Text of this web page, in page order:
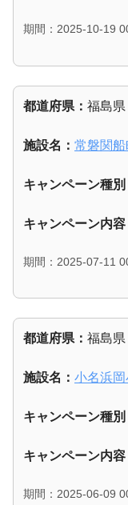
期間：2025-10-19
都道府県： 福島県
施設名： 常磐関船
キャンペーン種別
キャンペーン内容
期間：2025-07-11
都道府県： 福島県
施設名： 小名浜岡
キャンペーン種別
キャンペーン内容
期間：2025-06-09